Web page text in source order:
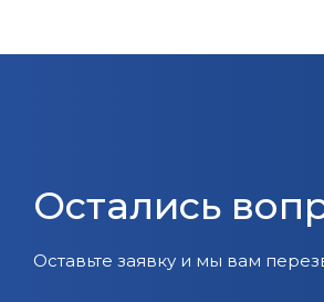
Остались
Оставьте заявку и мы вам